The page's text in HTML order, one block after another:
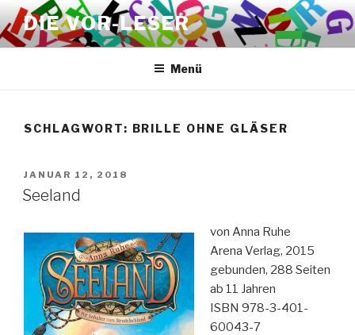
Zum
Inhalt
springen
DIE VOR-LESER
Menü
SCHLAGWORT: BRILLE OHNE GLÄSER
VERÖFFENTLICHT
AM
JANUAR 12, 2018
Seeland
von Anna Ruhe
Arena Verlag, 2015
gebunden, 288 Seiten
ab 11 Jahren
ISBN 978-3-401-
60043-7